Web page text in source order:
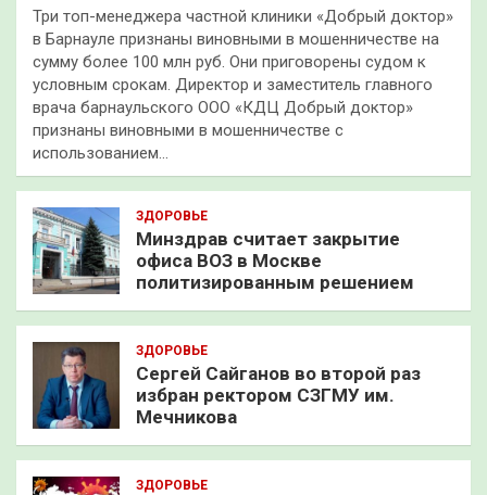
Три топ-менеджера частной клиники «Добрый доктор»
в Барнауле признаны виновными в мошенничестве на
сумму более 100 млн руб. Они приговорены судом к
условным срокам. Директор и заместитель главного
врача барнаульского ООО «КДЦ Добрый доктор»
признаны виновными в мошенничестве с
использованием…
ЗДОРОВЬЕ
Минздрав считает закрытие
офиса ВОЗ в Москве
политизированным решением
ЗДОРОВЬЕ
Сергей Сайганов во второй раз
избран ректором СЗГМУ им.
Мечникова
ЗДОРОВЬЕ